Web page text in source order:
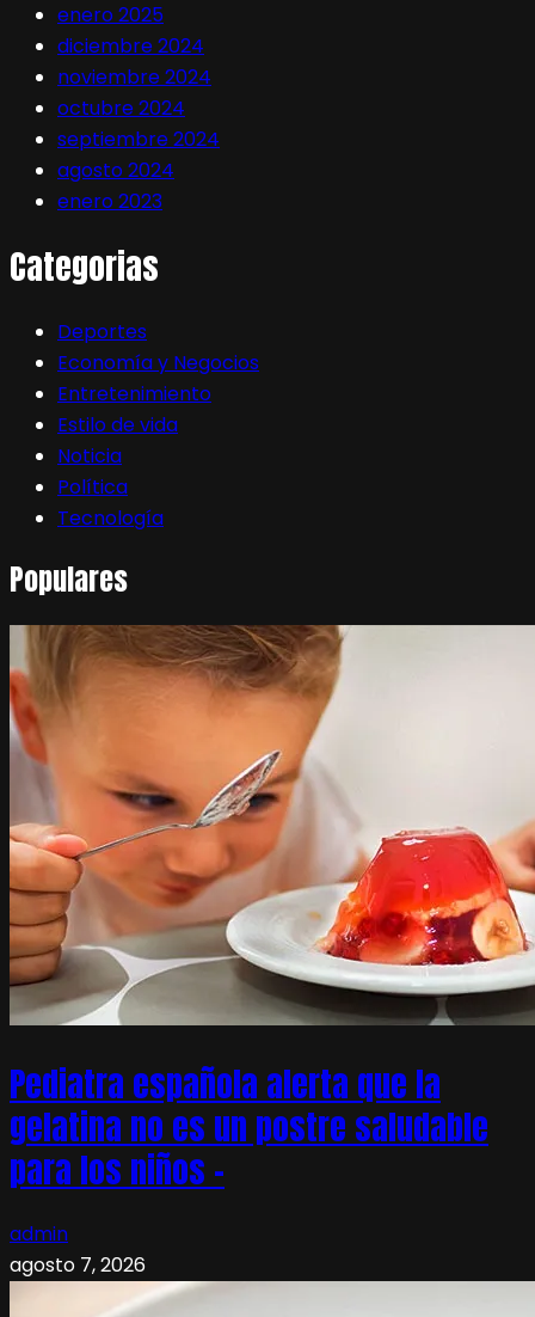
enero 2025
diciembre 2024
noviembre 2024
octubre 2024
septiembre 2024
agosto 2024
enero 2023
Categorias
Deportes
Economía y Negocios
Entretenimiento
Estilo de vida
Noticia
Política
Tecnología
Populares
Pediatra española alerta que la
gelatina no es un postre saludable
para los niños –
admin
agosto 7, 2026